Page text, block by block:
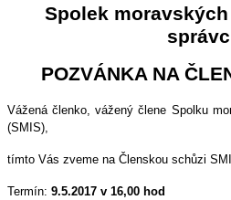
Spolek
POZVÁNKA NA
Vážená členko, vážený člene Spolku
(SMIS),
tímto Vás zveme na Členskou schůzi
Termín: 9.5.2017 v 16,00 hod